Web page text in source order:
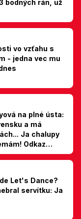
bodných rán, už
vo vzťahu s
- jedna vec mu
na plné ústa:
a má
Ja chalupy
Odkaz
Let's Dance?
servítku: Ja